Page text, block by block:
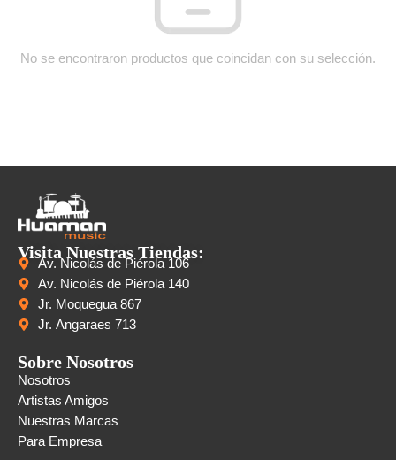
No se encontraron productos que coincidan con su selección.
Visita Nuestras Tiendas:
Av. Nicolás de Piérola 106
Av. Nicolás de Piérola 140
Jr. Moquegua 867
Jr. Angaraes 713
Sobre Nosotros
Nosotros
Artistas Amigos
Nuestras Marcas
Para Empresa